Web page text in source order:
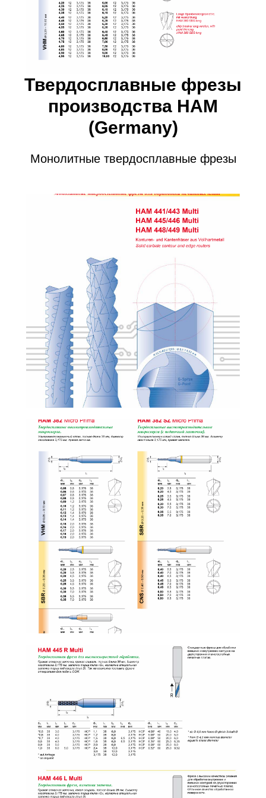
Твердосплавные фрезы
производства HAM
(Germany)
Монолитные твердосплавные фрезы